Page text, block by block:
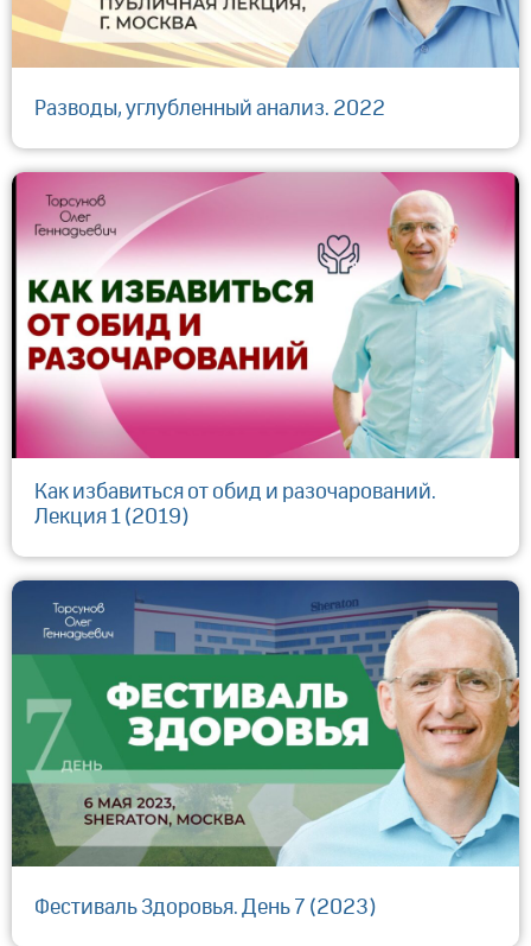
Разводы, углубленный анализ. 2022
Как избавиться от обид и разочарований.
Лекция 1 (2019)
Фестиваль Здоровья. День 7 (2023)